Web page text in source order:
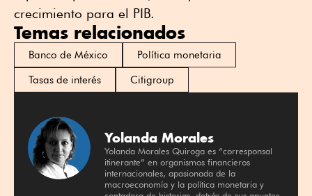
crecimiento para el PIB.
Temas relacionados
Banco de México
Política monetaria
Tasas de interés
Citigroup
Yolanda Morales
Yolanda Morales Quiroga es “corresponsal
itinerante” en organismos financieros
internacionales, apasionada de la
macroeconomía y la política monetaria y